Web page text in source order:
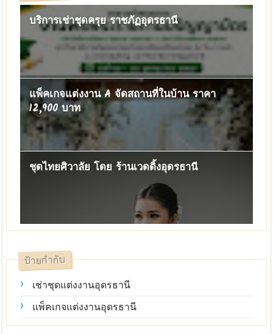
บริการเช่าชุดครุย ราชภัฏอุดรธานี
แพ็คเกจแต่งงาน A จัดสถานที่ในบ้าน ราคา
12,900 บาท
ชุดไทยศิวาลัย โดย ร้านเวดดิ้งอุดรธานี
ป้ายกำกับ
เช่าชุดแต่งงานอุดรธานี
แพ็คเกจแต่งงานอุดรธานี